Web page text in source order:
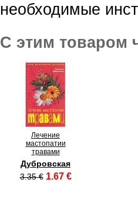
необходимые
С этим товаром
Лечение
мастопатии
травами
Дубровская
3.35 € 1.67 €